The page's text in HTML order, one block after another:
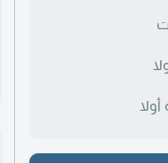
أولا